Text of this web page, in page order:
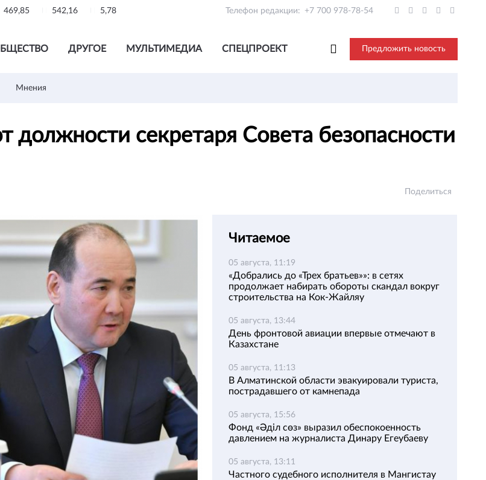
469,85 542,16 5,78 Телефон редакции: +7 700 978-78-54
ДРУГОЕ МУЛЬТИМЕДИА СПЕЦПРОЕКТ Предложить новость
Мнения
секретаря Совета безопасности
Поделиться
Читаемое
05 августа, 11:19
«Добрались до «Трех братьев»»: в сетях
продолжает набирать обороты скандал вокруг
строительства на Кок-Жайляу
05 августа, 13:44
День фронтовой авиации впервые отмечают в
Казахстане
05 августа, 11:13
В Алматинской области эвакуировали туриста,
пострадавшего от камнепада
05 августа, 15:56
Фонд «Әділ сөз» выразил обеспокоенность
давлением на журналиста Динару Егеубаеву
05 августа, 13:11
Частного судебного исполнителя в Мангистау